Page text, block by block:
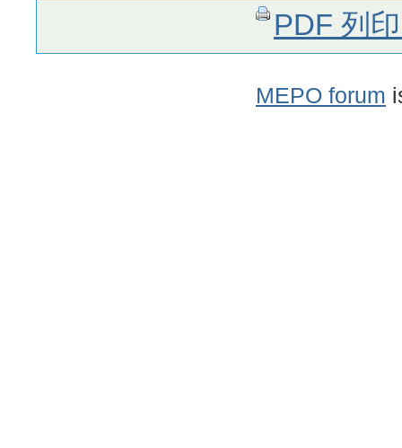
PDF 列
MEPO forum